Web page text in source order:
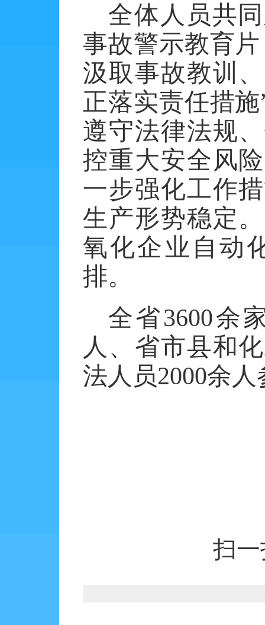
全体人员共
事故警示教育
汲取事故教训
正落实责任措
遵守法律法规
控重大安全风
一步强化工作
生产形势稳定
氧化企业自动
排。
全省3600余
人、省市县和
法人员2000余人
扫